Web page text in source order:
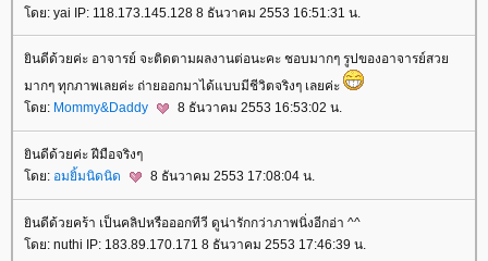
ดย: yai IP: 118.173.145.128 8 ธันวาคม 2553 16:51:31 น.
ินดีด้วยค่ะ อาจารย์ จะติดตามผลงานต่อนะคะ ชอบมากๆ รูปของอาจารย์สว
มากๆ ทุกภาพเลยค่ะ ถ่ายออกมาได้แบบมีชีวิตจริงๆ เลยค่ะ
ดย: Mommy&Daddy 8 ธันวาคม 2553 16:53:02 น.
ินดีด้วยค่ะ ฝีมือจริงๆ
ดย: อมยิ้มนิดนิด 8 ธันวาคม 2553 17:08:04 น.
ินดีด้วยคร้า เป็นคลิปหรือออกทีวี ดูน่ารักกว่าภาพนิ่งอีกอ่า ^^
ดย: nuthi IP: 183.89.170.171 8 ธันวาคม 2553 17:46:39 น.